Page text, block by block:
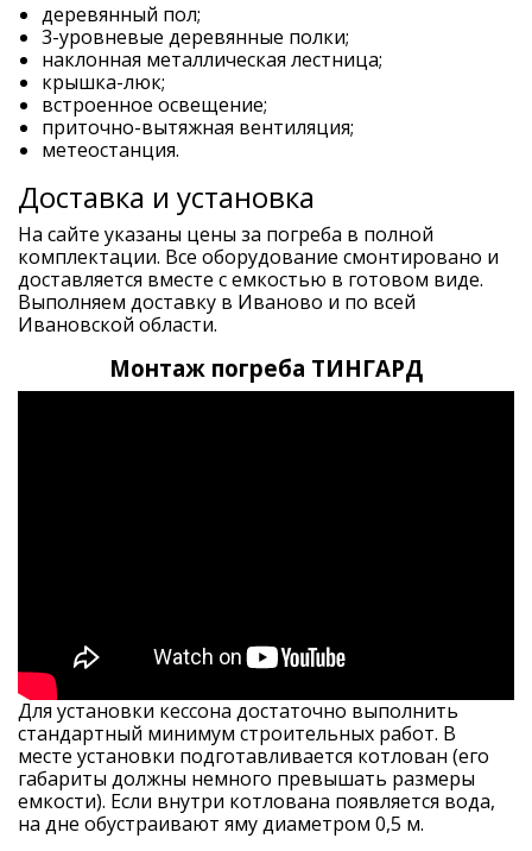
деревянный пол;
3-уровневые деревянные полки;
наклонная металлическая лестница;
крышка-люк;
встроенное освещение;
приточно-вытяжная вентиляция;
метеостанция.
Доставка и установка
На сайте указаны цены за погреба в полной
комплектации. Все оборудование смонтировано и
доставляется вместе с емкостью в готовом виде.
Выполняем доставку в Иваново и по всей
Ивановской области.
Монтаж погреба ТИНГАРД
Для установки кессона достаточно выполнить
стандартный минимум строительных работ. В
месте установки подготавливается котлован (его
габариты должны немного превышать размеры
емкости). Если внутри котлована появляется вода,
на дне обустраивают яму диаметром 0,5 м.